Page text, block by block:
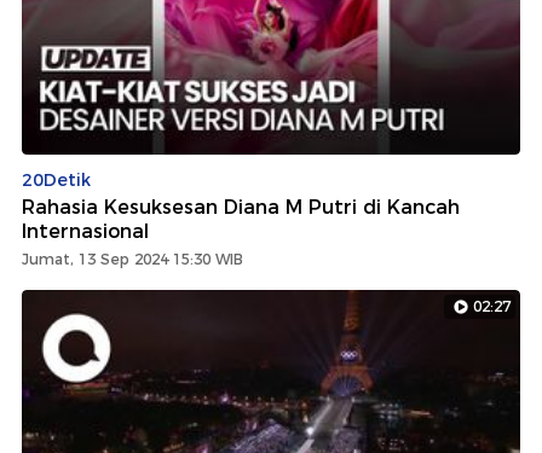
20Detik
Rahasia Kesuksesan Diana M Putri di Kancah
Internasional
Jumat, 13 Sep 2024 15:30 WIB
02:27